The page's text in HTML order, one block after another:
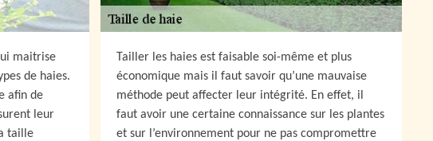
maitrise
de haies.
afin de
leur
taille
Tailler les haies est faisable soi-même et plus
économique mais il faut savoir qu’une mauvaise
méthode peut affecter leur intégrité. En effet, il
faut avoir une certaine connaissance sur les plantes
et sur l’environnement pour ne pas compromettre